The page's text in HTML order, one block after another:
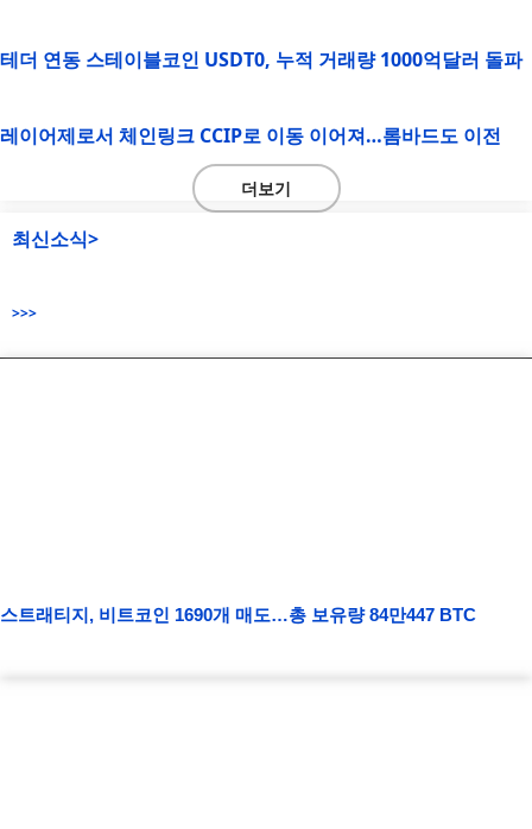
테더 연동 스테이블코인 USDT0, 누적 거래량 1000억달러 돌파
레이어제로서 체인링크 CCIP로 이동 이어져…롬바드도 이전
더보기
최신소식>
>>>
스트래티지, 비트코인 1690개 매도…총 보유량 84만447 BTC